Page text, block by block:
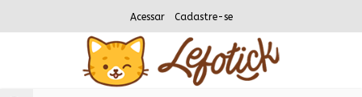
Acessar Cadastre-se